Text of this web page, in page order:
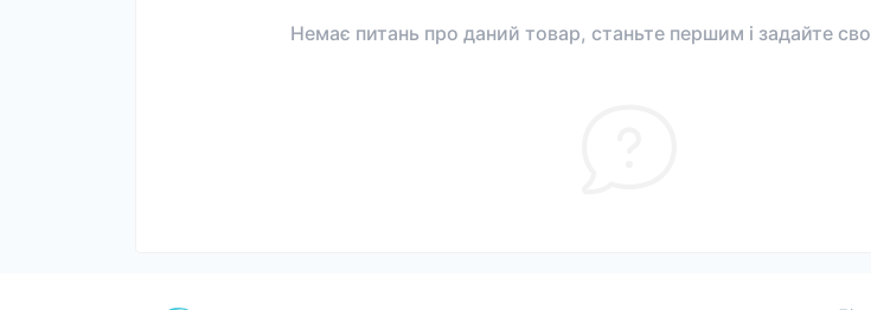
Немає питань про даний товар, станьте першим і задайте